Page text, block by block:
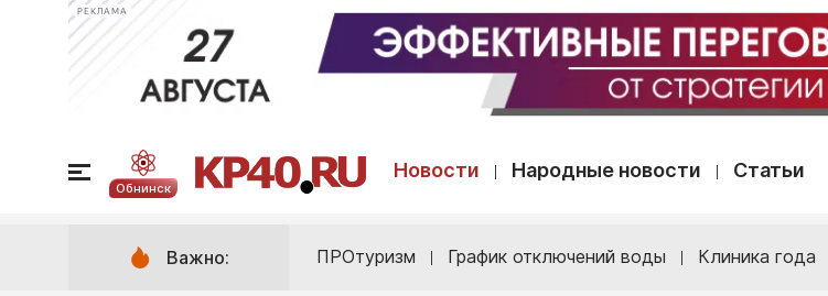
РЕКЛАМА
Обнинск
Новости Народные новости Статьи
Важно: ПРОтуризм График отключений воды Клиника года